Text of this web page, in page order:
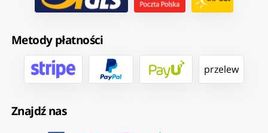
Metody płatności
przelew
Znajdź nas